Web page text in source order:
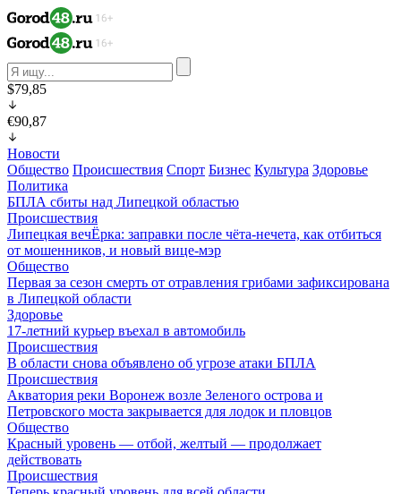
$79,85
€90,87
Новости
Общество Происшествия Спорт Бизнес Культура Здоровье
Политика
БПЛА сбиты над Липецкой областью
Происшествия
Липецкая вечЁрка: заправки после чёта-нечета, как отбиться
от мошенников, и новый вице-мэр
Общество
Первая за сезон смерть от отравления грибами зафиксирована
в Липецкой области
Здоровье
17-летний курьер въехал в автомобиль
Происшествия
В области снова объявлено об угрозе атаки БПЛА
Происшествия
Акватория реки Воронеж возле Зеленого острова и
Петровского моста закрывается для лодок и пловцов
Общество
Красный уровень — отбой, желтый — продолжает
действовать
Происшествия